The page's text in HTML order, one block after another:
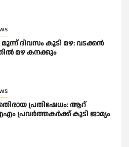
ദിവസം കൂടി മഴ: വടക്കൻ
മഴ കനക്കും
പ്രതിഷേധം: ആറ്
പ്രവര്‍ത്തകര്‍ക്ക് കൂടി ജാമ്യം